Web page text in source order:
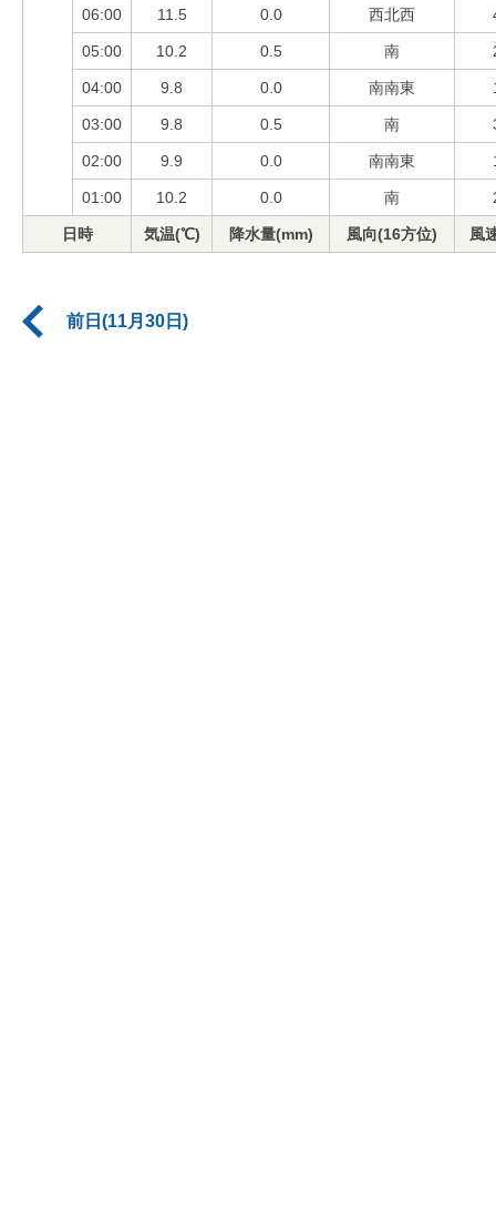
06:00 11.5 0.0 西北西
05:00 10.2 0.5 南
04:00 9.8 0.0 南南東
03:00 9.8 0.5 南
02:00 9.9 0.0 南南東
01:00 10.2 0.0 南
日時 気温(℃) 降水量(mm) 風向(16方位) 風
前日(11月30日)